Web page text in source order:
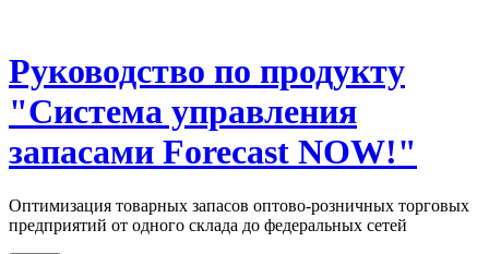
Руководство по продукту
"Система управления
запасами Forecast NOW!"
Оптимизация товарных запасов оптово-розничных торговых
предприятий от одного склада до федеральных сетей